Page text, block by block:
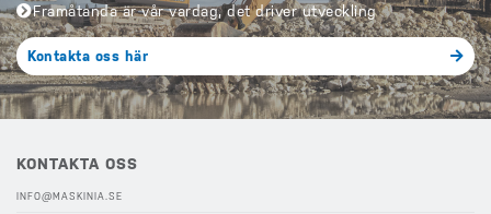
Framåtanda är vår vardag, det driver utveckling
Kontakta oss här
KONTAKTA OSS
INFO@MASKINIA.SE